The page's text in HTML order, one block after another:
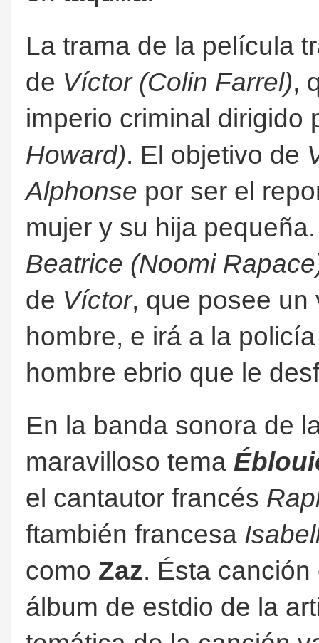
La trama de la película
de Víctor (Colin Farrel),
imperio criminal dirigido
Howard). El objetivo de
Alphonse por ser el
mujer y su hija
Beatrice (Noomi
de Víctor, que posee un
hombre, e irá a la
hombre ebrio que le
En la banda sonora de
maravilloso tema
el cantautor francés
ftambién francesa
como Zaz. Ésta
álbum de estdio de la